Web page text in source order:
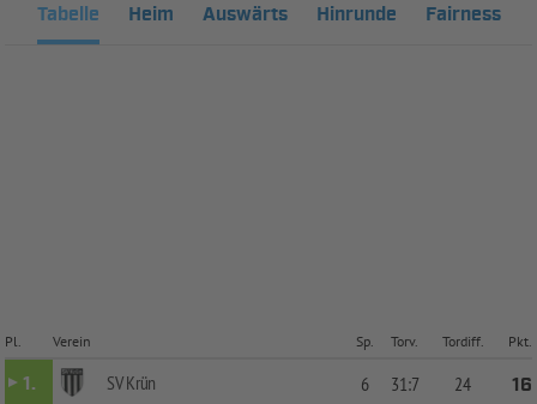
Tabelle Heim Auswärts Hinrunde Fairness
Pl. Verein Sp. Torv. Tordiff. Pkt.
1. SV Krün 6 31:7 24
16